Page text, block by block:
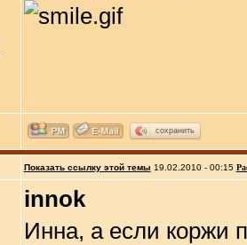
сохранить
Показать ссылку этой темы 19.02.2010 - 00:15
innok
Инна, а если коржи